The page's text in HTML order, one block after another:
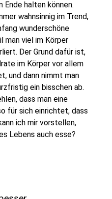
Ende halten können.
wahnsinnig im Trend,
wunderschöne
man viel im Körper
Der Grund dafür ist,
im Körper vor allem
und dann nimmt man
ein bisschen ab.
dass man eine
für sich einrichtet, dass
ich mir vorstellen,
Lebens auch esse?